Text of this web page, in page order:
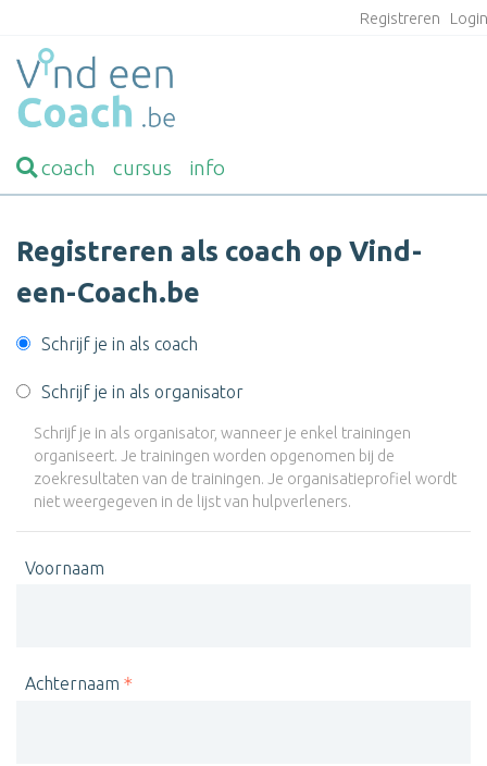
Registreren
coach cursus info
Registreren als coach op Vind-
een-Coach.be
Schrijf je in als coach
Schrijf je in als organisator
Schrijf je in als organisator, wanneer je enkel trainingen
organiseert. Je trainingen worden opgenomen bij de
zoekresultaten van de trainingen. Je organisatieprofiel wordt
niet weergegeven in de lijst van hulpverleners.
Voornaam
Achternaam